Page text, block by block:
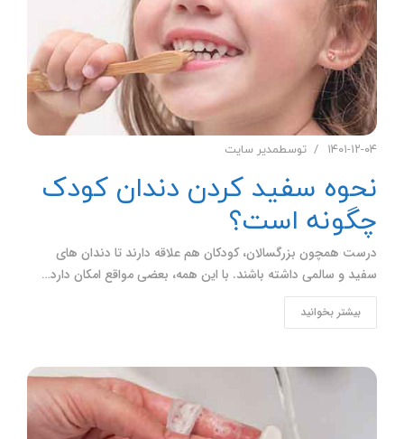
۱۴۰۱-۱۲-۰۴ توسطمدیر سایت
نحوه سفید کردن دندان کودک
چگونه است؟
درست همچون بزرگسالان، کودکان هم علاقه دارند تا دندان های
سفید و سالمی داشته باشند. با این همه، بعضی مواقع امکان دارد…
بیشتر بخوانید